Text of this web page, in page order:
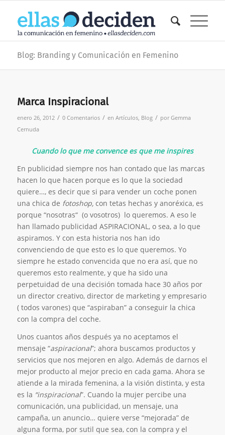
Blog: Branding y Comunicación en Femenino
Marca Inspiracional
enero 26, 2012 / 0 Comentarios / en Artículos, Blog / porGemma
Cernuda
Cuando lo que me convence es que me inspires
En publicidad siempre nos han contado que las marcas
hacen lo que hacen porque es lo que la sociedad
quiere…, es decir que si para vender un coche ponen
una chica de fotoshop,con tetas hechas y anoréxica, es
porque “nosotras“ (o vosotros) lo queremos. A eso le
han llamado publicidad ASPIRACIONAL, o sea, a lo que
aspiramos. Y con esta historia nos han ido
convenciendo de que esto es lo que queremos. Yo
siempre he estado convencida que no era así, que no
queremos esto realmente, y que ha sido una
perpetuidad de una decisión tomada hace 30 años por
un director creativo, director de marketing y empresario
( todos varones) que “aspiraban” a conseguir la chica
con la compra del coche.
Unos cuantos años después ya no aceptamos el
mensaje “aspiracional”; ahora buscamos productos y
servicios que nos mejoren en algo. Además de darnos el
mejor producto al mejor precio en cada gama. Ahora se
atiende a la mirada femenina, a la visión distinta, y esta
es la “inspiracional”. Cuando la mujer percibe una
comunicación, una publicidad, un mensaje, una
campaña, un anuncio… quiere verse “mejorada” de
alguna forma, por sutil que sea, con la compra y el